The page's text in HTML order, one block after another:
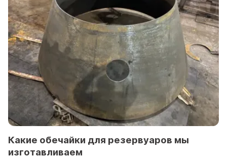
Какие обечайки для резервуаров мы
изготавливаем